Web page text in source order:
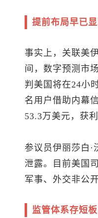
提前布局早已
事实上，关联美
间，数字预测市
判美国将在24小
名用户借助内幕
53.3万美元，获
参议员伊丽莎白
泄露。目前美国
军事、外交非公
监管体系存短